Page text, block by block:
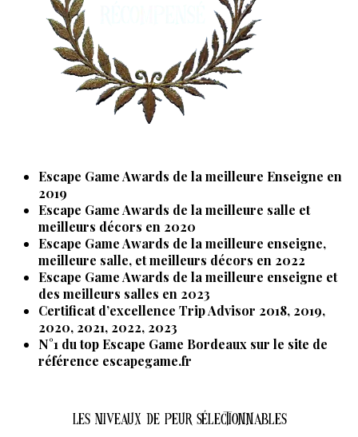
Escape Game Awards de la meilleure Enseigne en
2019
Escape Game Awards de la meilleure salle et
meilleurs décors en 2020
Escape Game Awards de la meilleure enseigne,
meilleure salle, et meilleurs décors en 2022
Escape Game Awards de la meilleure enseigne et
des meilleurs salles en 2023
Certificat d’excellence Trip Advisor 2018, 2019,
2020, 2021, 2022, 2023
N°1 du top Escape Game Bordeaux sur le site de
référence escapegame.fr
Les Niveaux de Peur Sélectionnables